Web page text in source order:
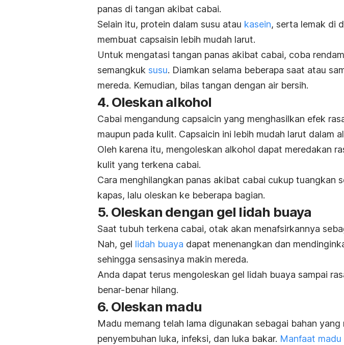
panas di tangan akibat cabai.
Selain itu, protein dalam susu atau kasein, serta lemak di
membuat capsaisin lebih mudah larut.
Untuk mengatasi tangan panas akibat cabai, coba
semangkuk susu. Diamkan selama beberapa saat atau
mereda. Kemudian, bilas tangan dengan air bersih.
4. Oleskan alkohol
Cabai mengandung capsaicin yang menghasilkan efek
maupun pada kulit. Capsaicin ini lebih mudah larut dalam
Oleh karena itu, mengoleskan alkohol dapat meredakan
kulit yang terkena cabai.
Cara menghilangkan panas akibat cabai cukup tuangkan
kapas, lalu oleskan ke beberapa bagian.
5. Oleskan dengan gel lidah buaya
Saat tubuh terkena cabai, otak akan menafsirkannya
Nah, gel lidah buaya dapat menenangkan dan
sehingga sensasinya makin mereda.
Anda dapat terus mengoleskan gel lidah buaya sampai
benar-benar hilang.
6. Oleskan madu
Madu memang telah lama digunakan sebagai bahan yang
penyembuhan luka, infeksi, dan luka bakar. Manfaat madu